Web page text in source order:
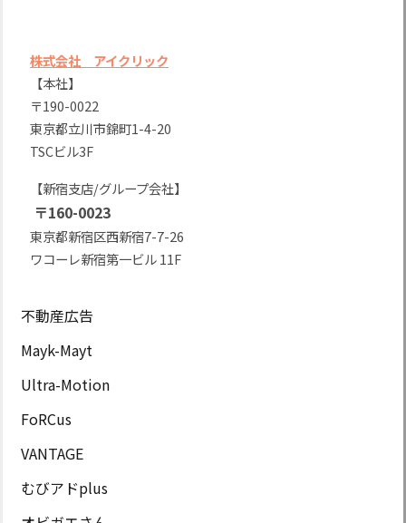
株式会社 アイクリック
【本社】
〒190-0022
東京都立川市錦町1-4-20
TSCビル3F
【新宿支店/グループ会社】
〒160-0023
東京都新宿区西新宿7-7-26
ワコーレ新宿第一ビル 11F
不動産広告
Mayk-Mayt
Ultra-Motion
FoRCus
VANTAGE
むびアドplus